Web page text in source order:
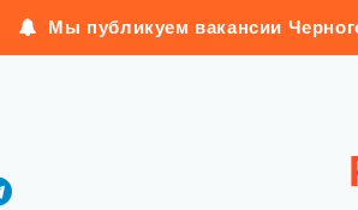
Мы публикуем вакансии